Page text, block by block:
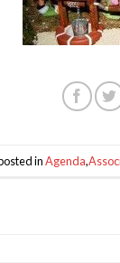
inAgenda,